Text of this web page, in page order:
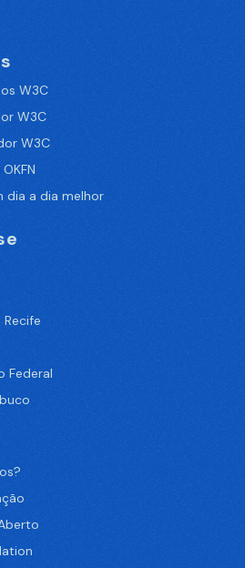
W3C
W3C
W3C
dia a dia melhor
Federal